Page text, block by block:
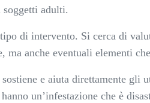
soggetti adulti.
di intervento. Si cerca di
anche eventuali elementi
e aiuta direttamente gli
un’infestazione che è